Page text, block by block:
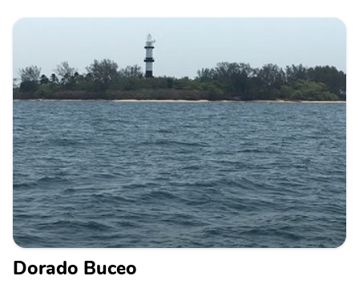
Dorado Buceo